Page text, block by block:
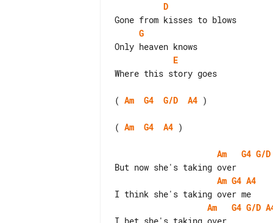
D
G
E
Where this story goes
( Am G4 G/D A4 )
( Am G4 A4 )
Am G4 G/D
Am G4 A4
Am
G4 G/D